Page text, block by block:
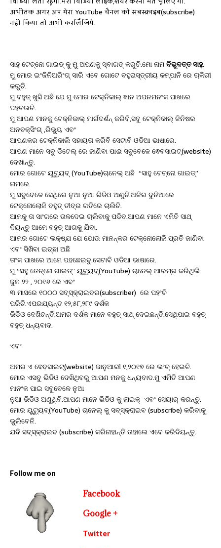
अभीतक अगर अप मेरा YouTube चैनल को सबस्क्राइब(subscribe)
नही किया तो अभी करर्लिजिये.
ସାହୁ ଟେଚ୍ନୋ ଗାଇଡ୍ କୁ ମୁ ଅପଣକୁ ସ୍ବାଗତ୍ କରୁଚି.ମୋ ନାମବିଭୁଦତ୍ତ ସାହୁ.
ମୁ ମୋର ଇଂଜିନିଅରିଂଗ୍ ସାରି ଏବେ ଗୋଟେ ବହୁରାସ୍ତ୍ରୀୟ କମ୍ପାନି ରେ ଚାକିରୀ
କରୁଚି.
ମୁ ବହୁତ୍ ଖୁସି ଅଛି ଯେ ମୁ ମୋର ଟେକ୍ନିକାଲ୍ ଜ୍ଞାନ ଅପନମନଂକ ପାଖରେ
ପହଚଉଚି.
ମୁ ଆପଣ ମାନକୁ ଟେକ୍ନିକାଲ୍ ମାର୍ଗଦର୍ଶନ୍ କରିବି,ସବୁ ଟେକ୍ନିକାଲ୍ ଜିନିଷର
ଅନବକ୍ସିଂଗ୍ ,ରିଭ୍ୟୁ ଏବଂ
ଆପଣକର ଟେକ୍ନିକାଲି ସହାୟତା କରିବି ସେଟାବି ଓଡିଆ ଭାଷାରେ.
ଆପଣ ମାନେ ସବୁ ଡିଟେଲ୍ ରେ ଜାଣିବା ପାଈ ସବୁବେଳେ ଵେବସାଇଟ୍(website)
ଦେଖାନ୍ତୁ.
ମୋର ଗୋଟେ ୟୁଟ୍ୟୁବ୍ (YouTube)ଚାନେଲ୍ ଅଛି “ସାହୁ ଟେଚ୍ନୋ ଗାଇଡ୍”
ନାମରେ.
ମୁ ସବୁବେଳେ ସେଥିରେ ନୁଆ ନୁଆ ଭିଡିଓ ଅଣୁଚି.ଅଜିର ଦୁନିଆରେ
ଟେକ୍ନୋଲୋଜି ବହୁତ୍ ତୀବ୍ର ଗତିରେ ଚାଲିଚି.
ଆମକୁ ତା ସାଂଗରେ ତାଳଦେଇ ଚାଲିବାକୁ ପଡିବ.ଆପଣ ମାନେ ଏମିତି ସାଥ୍
ଦିୟନ୍ତୁ ଆମେ ବହୁତ୍ ଆଗକୁ ଯିବା.
ଆମର ଗୋଟେ ଲକ୍ଷ୍ଯ ଯେ ଯୋଉ ମାନନ୍କର ଟେକ୍ନୋଲୋଜି ପ୍ରତି ଜାଣିବା
ଏବଂ ସିଖିବା ଇଚ୍ଛା ଅଛି
ତାଂକ ପାଖରେ ଆମେ ପହଛେଇବୁ.ସେଟାବି ଓଡିଆ ଭାଷାରେ.
ମୁ “ସହୁ ତେଚ୍ନୋ ଗାଇଡ୍” ୟୁଟ୍ୟୁବ୍(YouTube) ଚାନେଲ୍ ଆରମ୍ଭ କରିଥିଲି
ଜୁନ ୨୨ , ୨୦୧୬ ରେ ଏବଂ
୩ ମାସରେ ୧୦୦୦ ସବ୍ସ୍କ୍ରାଇବର(subscriber) ରେ ପହଂଚି
ପରିଚି.ଏପରଯ୍ୟନ୍ତ ୧୨,୫୮,୨୮୯ ଦର୍ଶକ
ଭିଡିଓ ଦେଖିଚନ୍ତି.ଅମର ଦର୍ଶକ ମାନେ ବହୁତ୍ ସାଥ୍ ଦେଇଛନ୍ତି.ସେଥିପାଇ ବହୁତ୍
ବହୁତ୍ ଧନ୍ୟବାଦ.
ଏବଂ
ଅମର ଏ ଵେବସାଇଟ୍(website) ଜାନୁଆରୀ ୧,୨୦୧୭ ରେ ଲଂଚ୍ ହେଇଚି.
ମୋର ଏସବୁ ଭିଡିଓ ଦେଖିଥିବରୁ ଆପଣ ମନକୁ ଧନ୍ୟବାଦ.ମୁ ଏମିତି ଆପଣ
ମାନଂକ ପାଇ ସବୁବେଳେ ନୁଆ
ନୁଆ ଭିଡିଓ ଅଣୁଥିବି.ଆପଣ ମାନେ ଭିଡିଓ କୁ ଲାଇକ୍ ଏବଂ ସେୟାର୍ କରନ୍ତୁ.
ମୋର ୟୁଟ୍ୟୁବ୍(YouTube) ଚାନେଲ୍ କୁ ସବ୍ସ୍କ୍ରାଇବ (subscribe) କରିବାକୁ
ଭୁଲିବେନି.
ଯଦି ସବ୍ସ୍କ୍ରାଇବ (subscribe) କରିନାହାନ୍ତି ତାହାଲେ ଏବେ କରିଦିୟନ୍ତୁ.
Follow me on
Facebook
Google +
Twitter